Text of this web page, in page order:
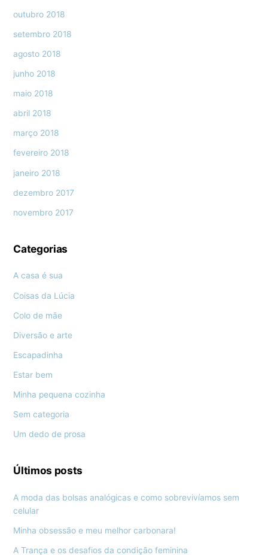
outubro 2018
setembro 2018
agosto 2018
junho 2018
maio 2018
abril 2018
março 2018
fevereiro 2018
janeiro 2018
dezembro 2017
novembro 2017
Categorias
A casa é sua
Coisas da Lúcia
Colo de mãe
Diversão e arte
Escapadinha
Estar bem
Minha pequena cozinha
Sem categoria
Um dedo de prosa
Últimos posts
A moda das bolsas analógicas e como sobrevivíamos sem
celular
Minha obsessão e meu melhor carbonara!
A Trança e os desafios da condição feminina